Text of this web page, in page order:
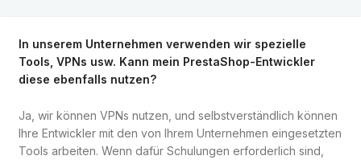
In unserem Unternehmen verwenden wir spezielle
Tools, VPNs usw. Kann mein PrestaShop-Entwickler
diese ebenfalls nutzen?
Ja, wir können VPNs nutzen, und selbstverständlich können
Ihre Entwickler mit den von Ihrem Unternehmen eingesetzten
Tools arbeiten. Wenn dafür Schulungen erforderlich sind,